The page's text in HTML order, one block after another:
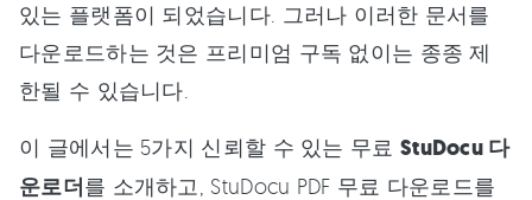
있는 플랫폼이 되었습니다. 그러나 이러한 문서를
다운로드하는 것은 프리미엄 구독 없이는 종종 제
한될 수 있습니다.
이 글에서는 5가지 신뢰할 수 있는 무료 StuDocu 다
운로더를 소개하고, StuDocu PDF 무료 다운로드를